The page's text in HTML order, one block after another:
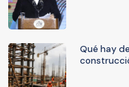
Qué hay